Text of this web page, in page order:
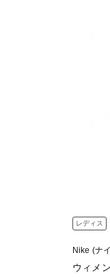
レディス
Nike (ナ
ウィメ